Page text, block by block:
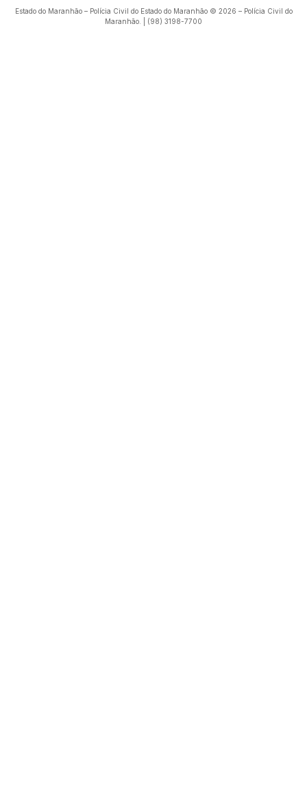
Estado do Maranhão – Polícia Civil do Estado do Maranhão © 2026 – Polícia Civil do
Maranhão. | (98) 3198-7700